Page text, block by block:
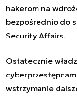
hakerom na
bezpośrednio do
Security Affairs.
Ostatecznie
wstrzymanie